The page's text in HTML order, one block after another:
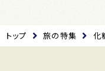
トップ 旅の特集 化